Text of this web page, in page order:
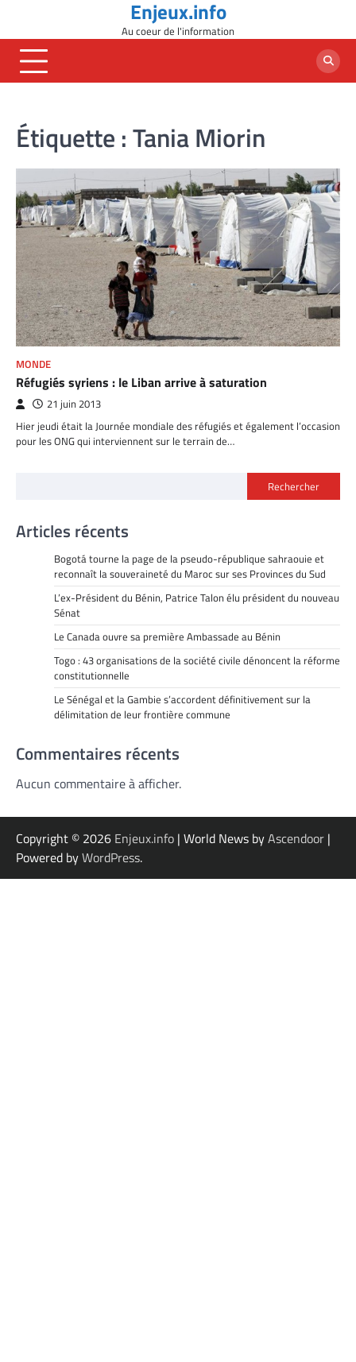
content
Enjeux.info
Au coeur de l'information
Étiquette :Tania Miorin
MONDE
Réfugiés syriens : le Liban arrive à saturation
21 juin 2013
Hier jeudi était la Journée mondiale des réfugiés et également l’occasion
pour les ONG qui interviennent sur le terrain de…
Rechercher
Articles récents
Bogotá tourne la page de la pseudo-république sahraouie et
reconnaît la souveraineté du Maroc sur ses Provinces du Sud
L’ex-Président du Bénin, Patrice Talon élu président du nouveau
Sénat
Le Canada ouvre sa première Ambassade au Bénin
Togo : 43 organisations de la société civile dénoncent la réforme
constitutionnelle
Le Sénégal et la Gambie s’accordent définitivement sur la
délimitation de leur frontière commune
Commentaires récents
Aucun commentaire à afficher.
Copyright © 2026 Enjeux.info | World News byAscendoor |
Powered byWordPress.